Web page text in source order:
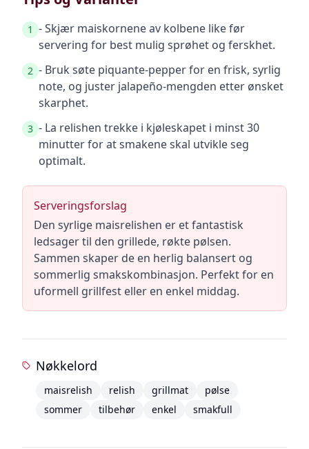
1 - Skjær maiskornene av kolbene like før
servering for best mulig sprøhet og ferskhet.
2 - Bruk søte piquante-pepper for en frisk, syrlig
note, og juster jalapeño-mengden etter ønsket
skarphet.
3 - La relishen trekke i kjøleskapet i minst 30
minutter for at smakene skal utvikle seg
optimalt.
Serveringsforslag
Den syrlige maisrelishen er et fantastisk
ledsager til den grillede, røkte pølsen.
Sammen skaper de en herlig balansert og
sommerlig smakskombinasjon. Perfekt for en
uformell grillfest eller en enkel middag.
Nøkkelord
maisrelish relish grillmat
pølse
sommer
tilbehør enkel smakfull